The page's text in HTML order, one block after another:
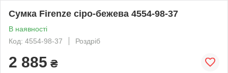
Сумка Firenze сіро-бежева 4554-98-37
В наявності
Код: 4554-98-37
Роздріб
2 885 ₴